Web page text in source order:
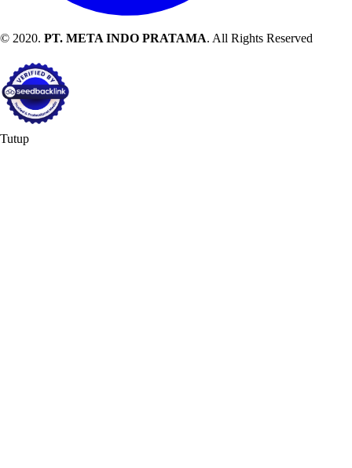
© 2020. PT. META INDO PRATAMA. All Rights Reserved
Tutup